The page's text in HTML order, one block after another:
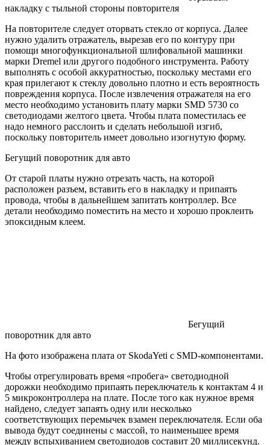
накладку с тыльной стороны повторителя
На повторителе следует оторвать стекло от корпуса. Далее
нужно удалить отражатель, вырезав его по контуру при
помощи многофункциональной шлифовальной машинки
марки Dremel или другого подобного инструмента. Работу
выполнять с особой аккуратностью, поскольку местами его
края прилегают к стеклу довольно плотно и есть вероятность
повреждения корпуса. После извлечения отражателя на его
место необходимо установить плату марки SMD 5730 со
светодиодами желтого цвета. Чтобы плата поместилась ее
надо немного расслоить и сделать небольшой изгиб,
поскольку повторитель имеет довольно изогнутую форму.
Бегущий поворотник для авто
От старой платы нужно отрезать часть, на которой
расположен разъем, вставить его в накладку и припаять
провода, чтобы в дальнейшем запитать контроллер. Все
детали необходимо поместить на место и хорошо проклеить
эпоксидным клеем.
Бегущий
поворотник для авто
На фото изображена плата от SkodaYeti с SMD-компонентами.
Чтобы отрегулировать время «пробега» светодиодной
дорожки необходимо припаять переключатель к контактам 4 и
5 микроконтроллера на плате. После того как нужное время
найдено, следует запаять одну или несколько
соответствующих перемычек взамен переключателя. Если оба
вывода будут соединены с массой, то наименьшее время
между вспыхиванием светодиодов составит 20 миллисекунд.